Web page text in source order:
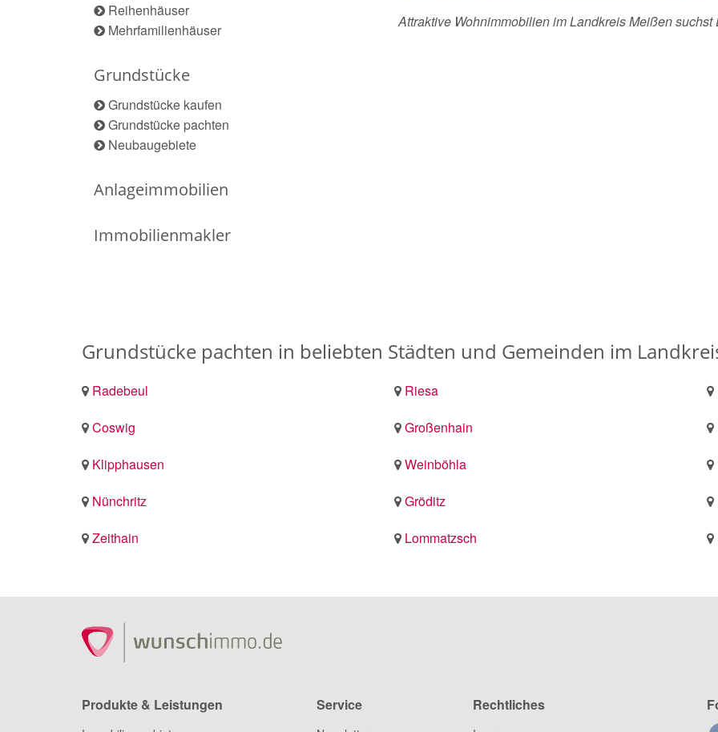
Reihenhäuser
Mehrfamilienhäuser
Grundstücke
Grundstücke kaufen
Grundstücke pachten
Neubaugebiete
Anlageimmobilien
Immobilienmakler
Attraktive Wohnimmobilien im Landkreis Meißen
Grundstücke pachten in beliebten Städten und Gemeinden im
Radebeul Riesa
Coswig
Großenhain
Klipphausen
Weinböhla
Nünchritz
Gröditz
Zeithain
Lommatzsch
Produkte & Leistungen Service Rechtliches